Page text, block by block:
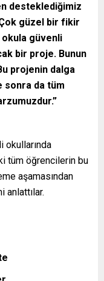
desteklediğimiz
güzel bir fikir
güvenli
bir proje. Bunun
projenin dalga
sonra da tüm
okullarında
tüm öğrencilerin bu
aşamasından
anlattılar.